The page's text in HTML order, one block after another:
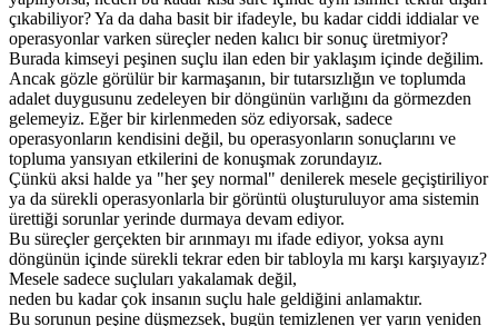
çıkabiliyor? Ya da daha basit bir ifadeyle, bu kadar ciddi iddialar ve
operasyonlar varken süreçler neden kalıcı bir sonuç üretmiyor?
Burada kimseyi peşinen suçlu ilan eden bir yaklaşım içinde değilim.
Ancak gözle görülür bir karmaşanın, bir tutarsızlığın ve toplumda
adalet duygusunu zedeleyen bir döngünün varlığını da görmezden
gelemeyiz. Eğer bir kirlenmeden söz ediyorsak, sadece
operasyonların kendisini değil, bu operasyonların sonuçlarını ve
topluma yansıyan etkilerini de konuşmak zorundayız.
Çünkü aksi halde ya "her şey normal" denilerek mesele geçiştiriliyor
ya da sürekli operasyonlarla bir görüntü oluşturuluyor ama sistemin
ürettiği sorunlar yerinde durmaya devam ediyor.
Bu süreçler gerçekten bir arınmayı mı ifade ediyor, yoksa aynı
döngünün içinde sürekli tekrar eden bir tabloyla mı karşı karşıyayız?
Mesele sadece suçluları yakalamak değil,
neden bu kadar çok insanın suçlu hale geldiğini anlamaktır.
Bu sorunun peşine düşmezsek, bugün temizlenen yer yarın yeniden